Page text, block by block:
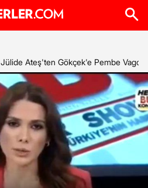
Jülide Ateş'ten Gökçek'e Pembe Vagon